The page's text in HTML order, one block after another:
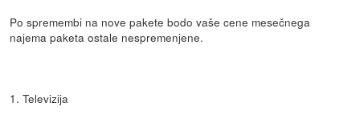
Po spremembi na nove pakete bodo vaše cene mesečnega
najema paketa ostale nespremenjene.
1. Televizija